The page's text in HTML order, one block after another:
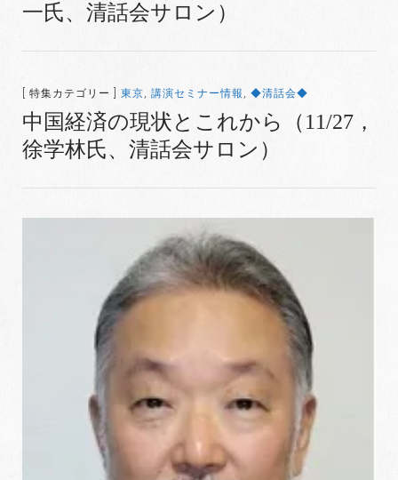
一氏、清話会サロン）
[ 特集カテゴリー ] 東京, 講演セミナー情報 , ◆清話会◆
中国経済の現状とこれから（11/27，
徐学林氏、清話会サロン）